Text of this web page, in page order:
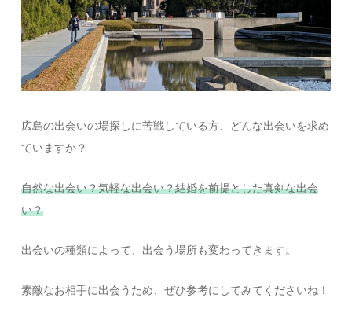
広島の出会いの場探しに苦戦している方、どんな出会いを求め
ていますか？
自然な出会い？気軽な出会い？結婚を前提とした真剣な出会
い？
出会いの種類によって、出会う場所も変わってきます。
素敵なお相手に出会うため、ぜひ参考にしてみてくださいね！